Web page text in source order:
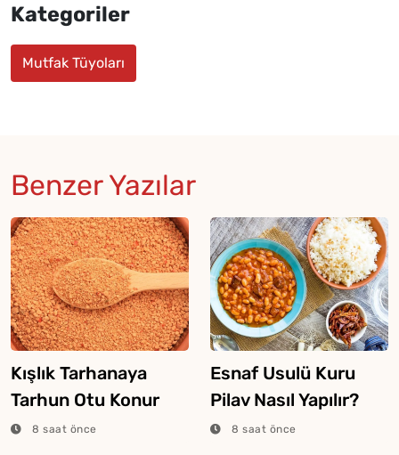
Kategoriler
Mutfak Tüyoları
Benzer Yazılar
Kışlık Tarhanaya
Tarhun Otu Konur
Mu?8 saat önce
Esnaf Usulü Kuru
Pilav Nasıl Yapılır?
8 saat önce